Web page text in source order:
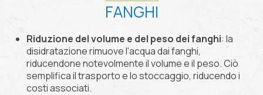
FANGHI
Riduzione del volume e del peso dei fanghi: la
disidratazione rimuove l'acqua dai fanghi,
riducendone notevolmente il volume e il peso. Ciò
semplifica il trasporto e lo stoccaggio, riducendo i
costi associati.